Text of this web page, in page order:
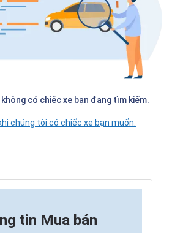
có chiếc xe bạn đang tìm kiếm.
chúng tôi có chiếc xe bạn muốn.
tin Mua bán